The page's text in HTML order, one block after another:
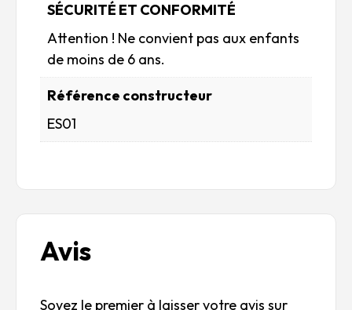
SÉCURITÉ ET CONFORMITÉ
Attention ! Ne convient pas aux enfants
de moins de 6 ans.
Référence constructeur
ES01
Avis
Soyez le premier à laisser votre avis sur